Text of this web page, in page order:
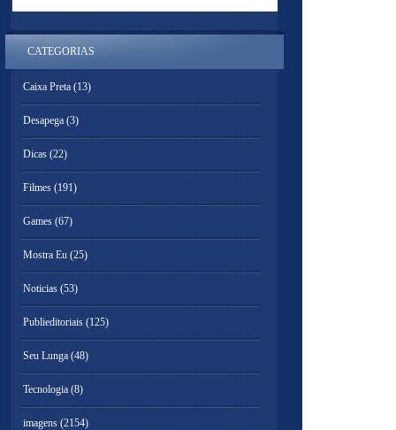
CATEGORIAS
Caixa Preta (13)
Desapega (3)
Dicas (22)
Filmes (191)
Games (67)
Mostra Eu (25)
Noticias (53)
Publieditoriais (125)
Seu Lunga (48)
Tecnologia (8)
imagens (2154)